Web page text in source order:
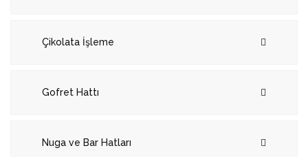
Çikolata İşleme
Gofret Hattı
Nuga ve Bar Hatları